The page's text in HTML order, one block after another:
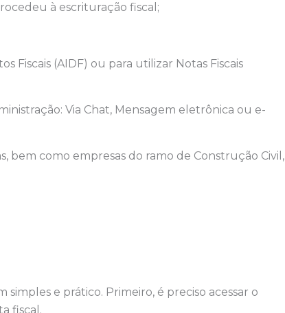
à escrituração fiscal;
Fiscais (AIDF) ou para utilizar Notas Fiscais
Via Chat, Mensagem eletrônica ou e-
bem como empresas do ramo de Construção Civil,
simples e prático. Primeiro, é preciso acessar o
fiscal.